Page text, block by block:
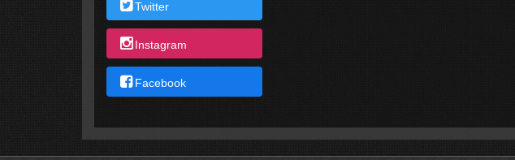
Twitter
Instagram
Facebook